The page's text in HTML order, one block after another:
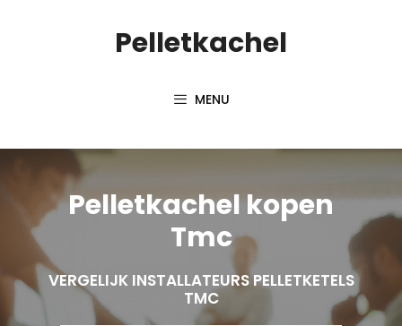
Pelletkachel
MENU
Pelletkachel kopen
Tmc
VERGELIJK INSTALLATEURS PELLETKETELS
TMC